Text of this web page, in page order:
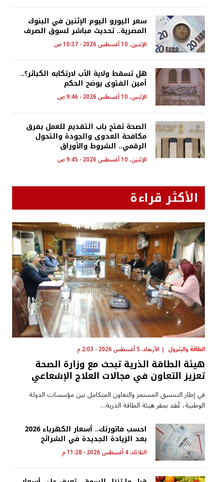
سعر اليورو اليوم الإثنين في البنوك
المصرية.. تحديث مباشر لسوق الصرف
الإثنين، 10 أغسطس 2026 - 10:37 ص
هل تسقط ولاية الأب لارتكابه الكبائر؟..
أمين الفتوى يوضح الحكم
الإثنين، 10 أغسطس 2026 - 9:46 ص
الصحة تفتح باب التقديم للعمل بفرق
مكافحة العدوى والجودة والتحول
الرقمي.. الشروط والأوراق
الإثنين، 10 أغسطس 2026 - 9:45 ص
الأكثر قراءة
الطاقة والبترول الأربعاء، 5 أغسطس 2026 - 2:03 م
هيئة الطاقة الذرية تبحث مع وزارة الصحة
تعزيز التعاون في مجالات العلاج الإشعاعي
في إطار التنسيق المستمر والتعاون المتكامل بين مؤسسات الدولة
الوطنية، عُقد بمقر هيئة الطاقة الذرية…
احسب فاتورتك.. أسعار الكهرباء 2026
بعد الزيادة الجديدة في الشرائح
الثلاثاء، 4 أغسطس 2026 - 11:28 م